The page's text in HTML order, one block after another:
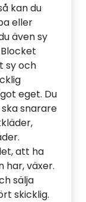
kan du
eller
även sy
sy och
eget. Du
snarare
att ha
har, växer.
sälja
skicklig.